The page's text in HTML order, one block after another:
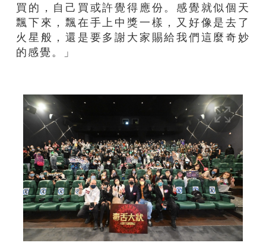
買的，自己買或許覺得應份。感覺就似個天
飄下來，飄在手上中獎一樣，又好像是去了
火星般，還是要多謝大家賜給我們這麼奇妙
的感覺。」